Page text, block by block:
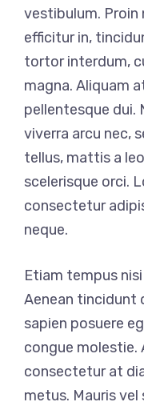
vestibulum. Proin
efficitur in,
tortor interdum,
magna. Aliquam
pellentesque dui.
viverra arcu nec,
tellus, mattis a
scelerisque orci.
consectetur
neque.
Etiam tempus
Aenean tincidunt
sapien posuere
congue molestie.
consectetur at
metus. Mauris